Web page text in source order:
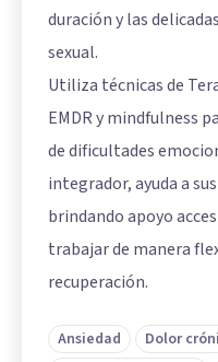
duración y las
sexual.
Utiliza técnicas de
EMDR y mindfulness
de dificultades
integrador, ayuda a
brindando apoyo
trabajar de manera
recuperación.
Ansiedad Dolor